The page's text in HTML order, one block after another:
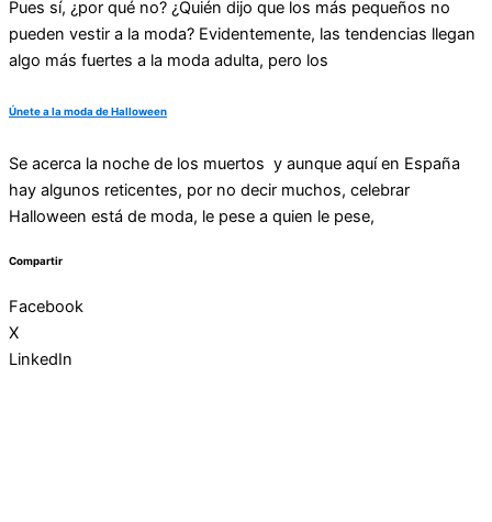
Pues sí, ¿por qué no? ¿Quién dijo que los más pequeños no
pueden vestir a la moda? Evidentemente, las tendencias llegan
algo más fuertes a la moda adulta, pero los
Únete a la moda de Halloween
Se acerca la noche de los muertos y aunque aquí en España
hay algunos reticentes, por no decir muchos, celebrar
Halloween está de moda, le pese a quien le pese,
Compartir
Facebook
X
LinkedIn